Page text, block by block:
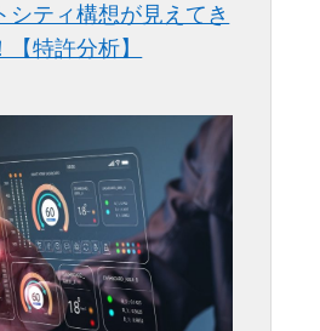
シティ構想が見えてき
【特許分析】